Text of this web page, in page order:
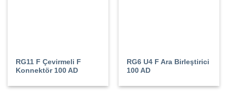
RG11 F Çevirmeli F
Konnektör 100 AD
RG6 U4 F Ara Birleştirici
100 AD